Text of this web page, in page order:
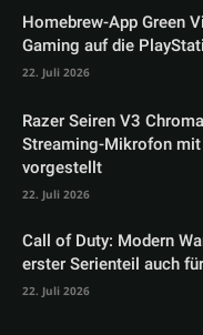
Homebrew-App Green
Gaming auf die
22. Juli 2026
Razer Seiren V3
Streaming-Mikrofon
vorgestellt
22. Juli 2026
Call of Duty: Modern
erster Serienteil auch
22. Juli 2026